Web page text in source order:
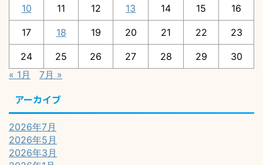
10 11 12 13 14 15 16
17 18 19 20 21 22 23
24 25 26 27 28 29
30
« 1月
7月 »
アーカイブ
2026年7月
2026年5月
2026年3月